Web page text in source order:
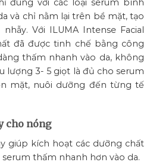
đúng với các loại serum bình
và chỉ nằm lại trên bề mặt, tạo
Với ILUMA Intense Facial
đã được tinh chế bằng công
thấm nhanh vào da, không
lượng 3- 5 giọt là đủ cho serum
mặt, nuôi dưỡng đến từng tế
cho nóng
giúp kích hoạt các dưỡng chất
thấm nhanh hơn vào da.